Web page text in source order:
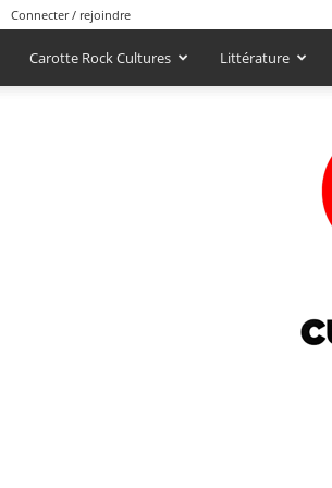
Connecter / rejoindre
Carotte Rock Cultures Littérature